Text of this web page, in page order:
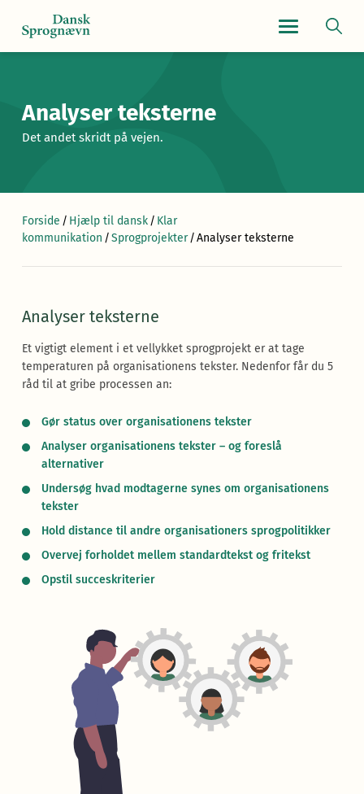
Analyser teksterne
Det andet skridt på vejen.
Forside / Hjælp til dansk/ Klar
kommunikation /Sprogprojekter/Analyser teksterne
Analyser teksterne
Et vigtigt element i et vellykket sprogprojekt er at tage
temperaturen på organisationens tekster. Nedenfor får du 5
råd til at gribe processen an:
Gør status over organisationens tekster
Analyser organisationens tekster – og foreslå
alternativer
Undersøg hvad modtagerne synes om organisationens
tekster
Hold distance til andre organisationers sprogpolitikker
Overvej forholdet mellem standardtekst og fritekst
Opstil succeskriterier